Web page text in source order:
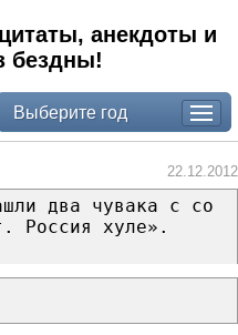
анекдоты и
бездны!
Выберите год
22.12.2012
два чувака с со
Россия хуле».